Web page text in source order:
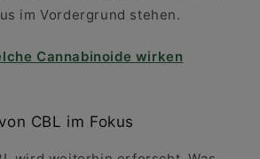
im Vordergrund stehen.
Cannabinoide wirken
CBL im Fokus